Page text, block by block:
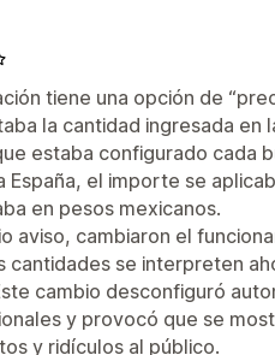
tiene una opción de
la cantidad ingresada en
estaba configurado cada
España, el importe se
en pesos mexicanos.
aviso, cambiaron el
cantidades se interpreten
cambio desconfiguró
y provocó que se
y ridículos al público.